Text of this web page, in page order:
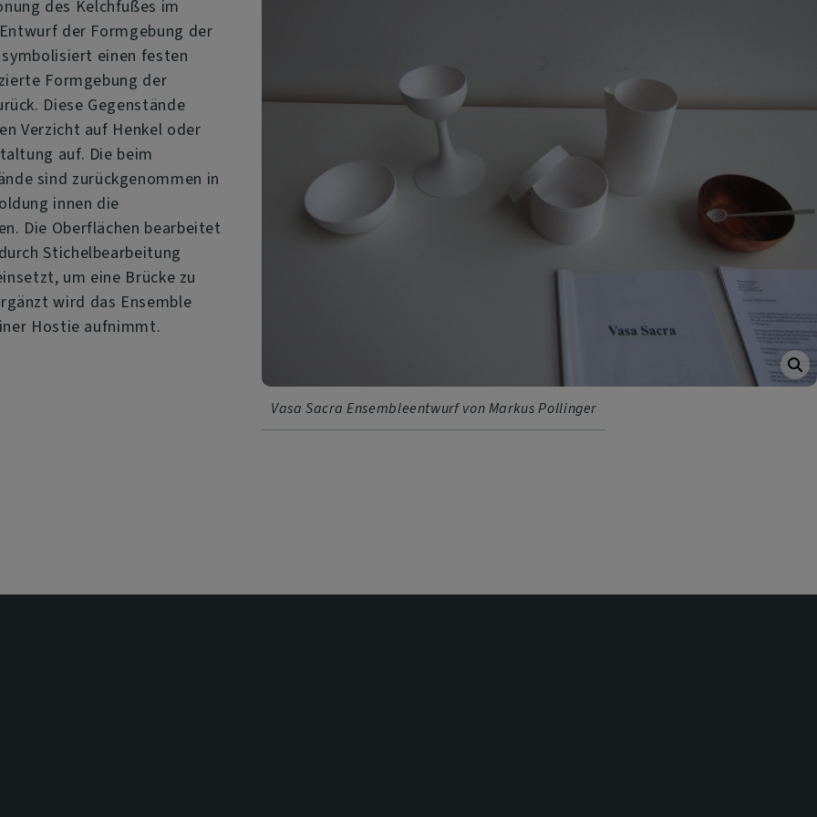
Vasa Sacra Ensembleentwurf von Markus Pollinger
des Kelchfußes im
der Formgebung der
einen festen
Formgebung der
Diese Gegenstände
Verzicht auf Henkel oder
auf. Die beim
sind zurückgenommen in
innen die
Die Oberflächen bearbeitet
Stichelbearbeitung
um eine Brücke zu
wird das Ensemble
Hostie aufnimmt.